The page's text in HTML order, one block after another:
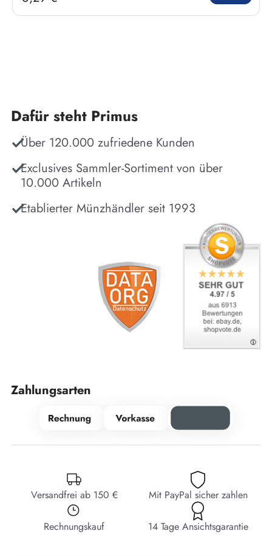
Dafür steht Primus
Über 120.000 zufriedene Kunden
Exclusives Sammler-Sortiment von über
10.000 Artikeln
Etablierter Münzhändler seit 1993
Zahlungsarten
Versandfrei ab 150 € Mit PayPal sicher zahlen
Rechnungskauf 14 Tage Ansichtsgarantie